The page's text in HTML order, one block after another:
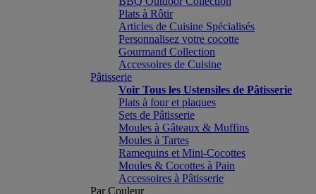
Plats à Rôtir
Articles de Cuisine Spécialisés
Personnalisez votre cocotte
Gourmand Collection
Accessoires de Cuisine
Pâtisserie
Voir Tous les Ustensiles de Pâtisserie
Plats à four et plaques
Sets de Pâtisserie
Moules à Gâteaux & Muffins
Moules à Tartes
Ramequins et Mini-Cocottes
Moules & Cocottes à Pain
Accessoires à Pâtisserie
Par Couleur